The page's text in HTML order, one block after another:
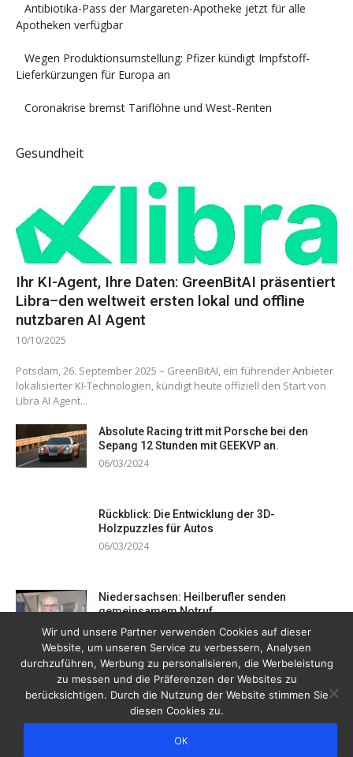
Antibiotika-Pass der Margareten-Apotheke jetzt für alle
Apotheken verfügbar
Wegen Produktionsumstellung: Pfizer kündigt Impfstoff-
Lieferkürzungen für Europa an
Coronakrise bremst Tariflöhne und West-Renten
Gesundheit
Ihr KI-Agent, Ihre Daten: GreenBitAI präsentiert
Libra–den weltweit ersten lokal und offline
nutzbaren AI Agent
10/10/2025
Potsdam, 26. September 2025 – GreenBitAI, ein führender Anbieter
lokalisierter KI-Technologien, kündigt heute offiziell den Start von
Libra AI Agent...
Absolute Racing tritt mit Porsche bei den
Sepang 12 Stunden mit GEEKVP an.
06/03/2024
Rückblick: Die Entwicklung der 3D-
Holzpuzzles für Autos
06/03/2024
Niedersachsen: Heilberufler senden
gemeinsamem Notruf
19/12/2023
Wir und unsere Partner verwenden Cookies auf dieser
Website, um unseren Service zu verbessern, Analysen
durchzuführen, Werbung zu personalisieren, die Werbeleistung
zu messen und die Präferenzen der Websites zu
berücksichtigen. Durch die Nutzung der Website stimmen Sie
diesen Cookies zu.
OK